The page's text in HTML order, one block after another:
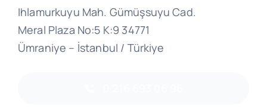
Ihlamurkuyu Mah. Gümüşsuyu Cad.
Meral Plaza No:5 K:9 34771
Ümraniye – İstanbul / Türkiye